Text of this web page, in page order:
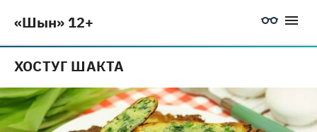
«Шын» 12+
ХОСТУГ ШАКТА